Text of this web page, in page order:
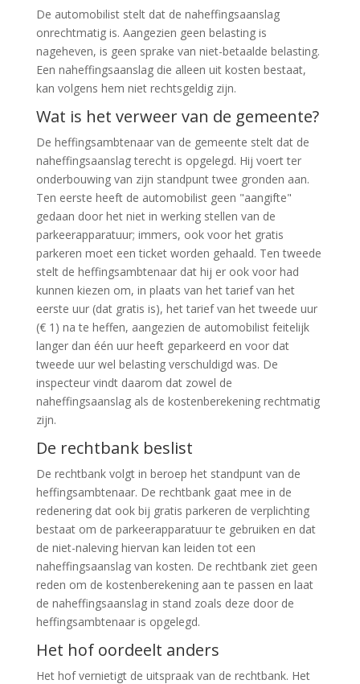
De automobilist stelt dat de naheffingsaanslag
onrechtmatig is. Aangezien geen belasting is
nageheven, is geen sprake van niet-betaalde belasting.
Een naheffingsaanslag die alleen uit kosten bestaat,
kan volgens hem niet rechtsgeldig zijn.
Wat is het verweer van de gemeente?
De heffingsambtenaar van de gemeente stelt dat de
naheffingsaanslag terecht is opgelegd. Hij voert ter
onderbouwing van zijn standpunt twee gronden aan.
Ten eerste heeft de automobilist geen "aangifte"
gedaan door het niet in werking stellen van de
parkeerapparatuur; immers, ook voor het gratis
parkeren moet een ticket worden gehaald. Ten tweede
stelt de heffingsambtenaar dat hij er ook voor had
kunnen kiezen om, in plaats van het tarief van het
eerste uur (dat gratis is), het tarief van het tweede uur
(€ 1) na te heffen, aangezien de automobilist feitelijk
langer dan één uur heeft geparkeerd en voor dat
tweede uur wel belasting verschuldigd was. De
inspecteur vindt daarom dat zowel de
naheffingsaanslag als de kostenberekening rechtmatig
zijn.
De rechtbank beslist
De rechtbank volgt in beroep het standpunt van de
heffingsambtenaar. De rechtbank gaat mee in de
redenering dat ook bij gratis parkeren de verplichting
bestaat om de parkeerapparatuur te gebruiken en dat
de niet-naleving hiervan kan leiden tot een
naheffingsaanslag van kosten. De rechtbank ziet geen
reden om de kostenberekening aan te passen en laat
de naheffingsaanslag in stand zoals deze door de
heffingsambtenaar is opgelegd.
Het hof oordeelt anders
Het hof vernietigt de uitspraak van de rechtbank. Het